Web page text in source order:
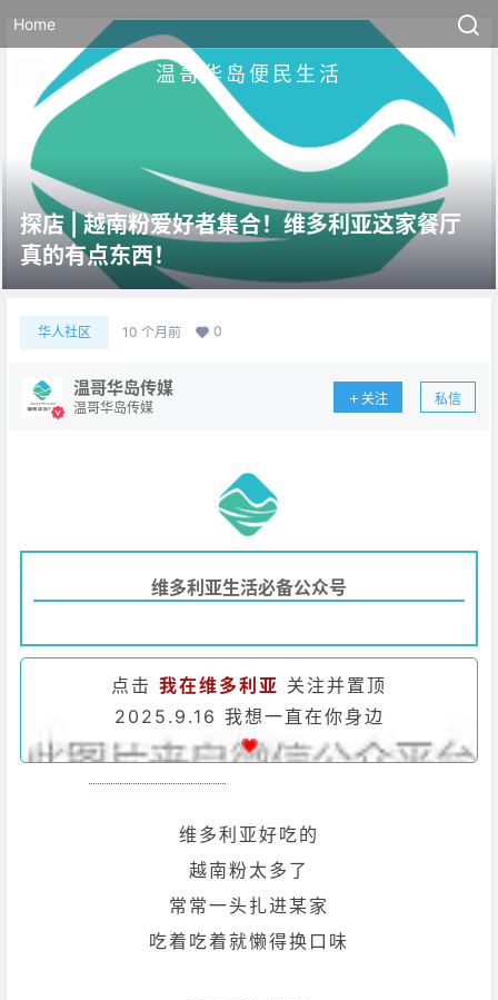
Home
温哥华岛便民生活
探店 | 越南粉爱好者集合！维多利亚这家餐厅
真的有点东西！
华人社区 10 个月前 0
温哥华岛传媒
温哥华岛传媒
关注 私信
维多利亚生活必备公众号
点击 我在维多利亚 关注并置顶
2025.9.16 我想一直在你身边
维多利亚好吃的
越南粉太多了
常常一头扎进某家
吃着吃着就懒得换口味